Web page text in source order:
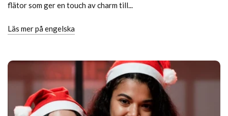
flätor som ger en touch av charm till...
Läs mer på engelska